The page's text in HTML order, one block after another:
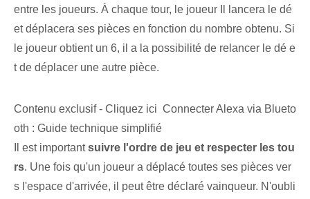
entre les joueurs. À chaque tour, le joueur Il lancera le dé
et déplacera ses pièces en fonction du nombre obtenu. Si
le joueur obtient un 6, il a la possibilité de relancer le dé e
t de déplacer une autre pièce.
Contenu exclusif - Cliquez ici Connecter Alexa via Blueto
oth : Guide technique simplifié
Il est importantsuivre l'ordre de jeu et respecter les tou
rs. Une fois qu'un joueur a déplacé toutes ses pièces ver
s l'espace d'arrivée, il peut être déclaré vainqueur. N'oubli